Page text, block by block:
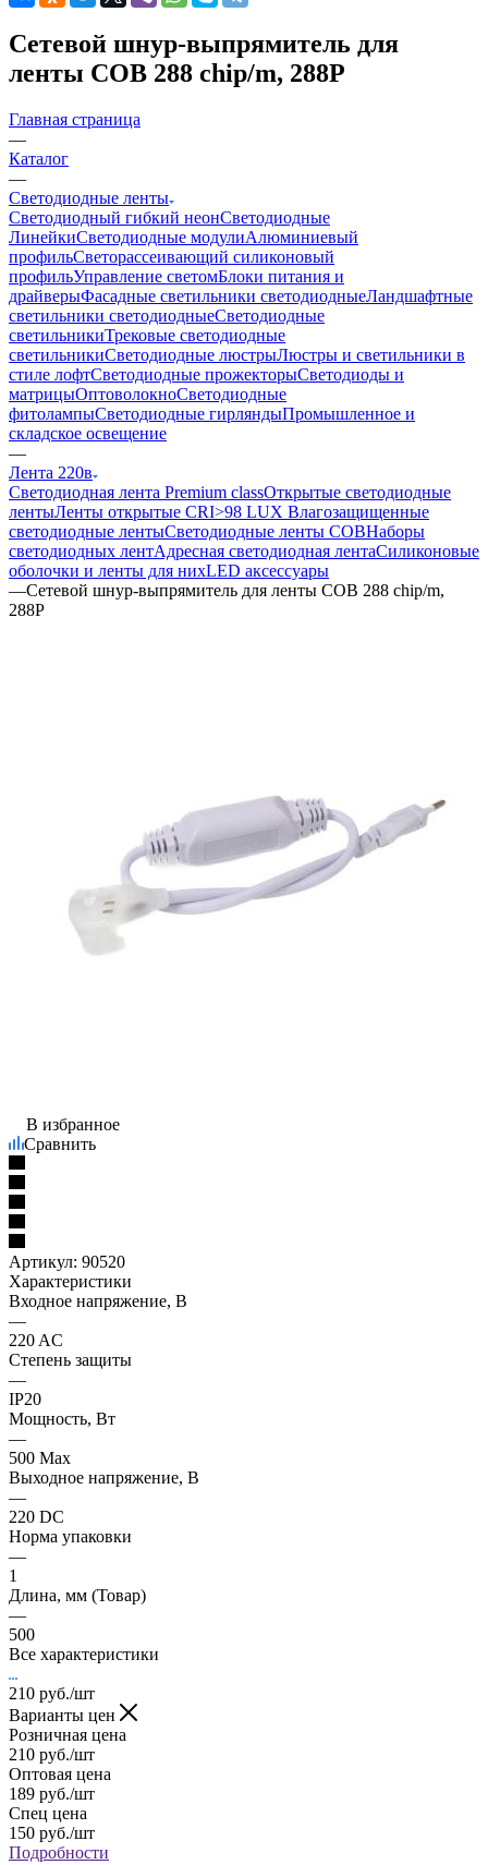
Сетевой шнур-выпрямитель для
ленты COB 288 chip/m, 288P
Главная страница
—
Каталог
—
Светодиодные ленты
Светодиодный гибкий неонСветодиодные
ЛинейкиСветодиодные модулиАлюминиевый
профильСветорассеивающий силиконовый
профильУправление светомБлоки питания и
драйверыФасадные светильники светодиодныеЛандшафтные
светильники светодиодныеСветодиодные
светильникиТрековые светодиодные
светильникиСветодиодные люстрыЛюстры и светильники в
стиле лофтСветодиодные прожекторыСветодиоды и
матрицыОптоволокноСветодиодные
фитолампыСветодиодные гирляндыПромышленное и
складское освещение
—
Лента 220в
Светодиодная лента Premium classОткрытые светодиодные
лентыЛенты открытые CRI>98 LUX Влагозащищенные
светодиодные лентыСветодиодные ленты COBНаборы
светодиодных лентАдресная светодиодная лентаСиликоновые
оболочки и ленты для нихLED аксессуары
—Сетевой шнур-выпрямитель для ленты COB 288 chip/m,
288P
В избранное
Сравнить
Артикул: 90520
Характеристики
Входное напряжение, В
—
220 AC
Степень защиты
—
IP20
Мощность, Вт
—
500 Max
Выходное напряжение, В
—
220 DC
Норма упаковки
—
1
Длина, мм (Товар)
—
500
Все характеристики
210 руб./шт
Варианты цен
Розничная цена
210 руб./шт
Оптовая цена
189 руб./шт
Спец цена
150 руб./шт
Подробности